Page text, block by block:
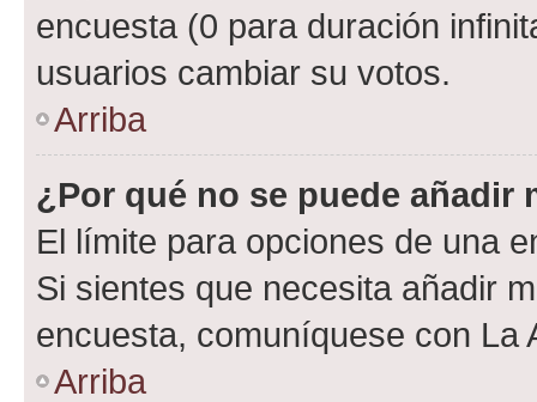
encuesta (0 para duración
usuarios cambiar su votos.
Arriba
¿Por qué no se puede añadir
El límite para opciones de una
Si sientes que necesita añadir
encuesta, comuníquese con La
Arriba